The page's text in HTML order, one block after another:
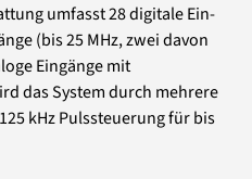
umfasst 28 digitale Ein-
(bis 25 MHz, zwei davon
Eingänge mit
das System durch mehrere
kHz Pulssteuerung für bis